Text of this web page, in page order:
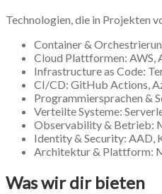
Technologien, die in Projekten
Container &
Cloud Plattformen: AWS,
Infrastructure as Code:
CI/CD: GitHub Actions,
Programmiersprachen &
Verteilte Systeme:
Observability & Betrieb:
Identity & Security: AAD,
Architektur & Plattform:
Was wir dir bieten